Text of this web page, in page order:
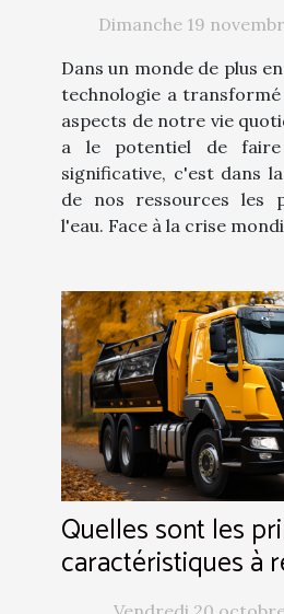
Dimanche 19
Dans un monde de plus
technologie a
aspects de notre vie
a le potentiel de faire
significative, c'est dans
de nos ressources les
l'eau. Face à la crise
Quelles sont les
caractéristiques à
dans un service de